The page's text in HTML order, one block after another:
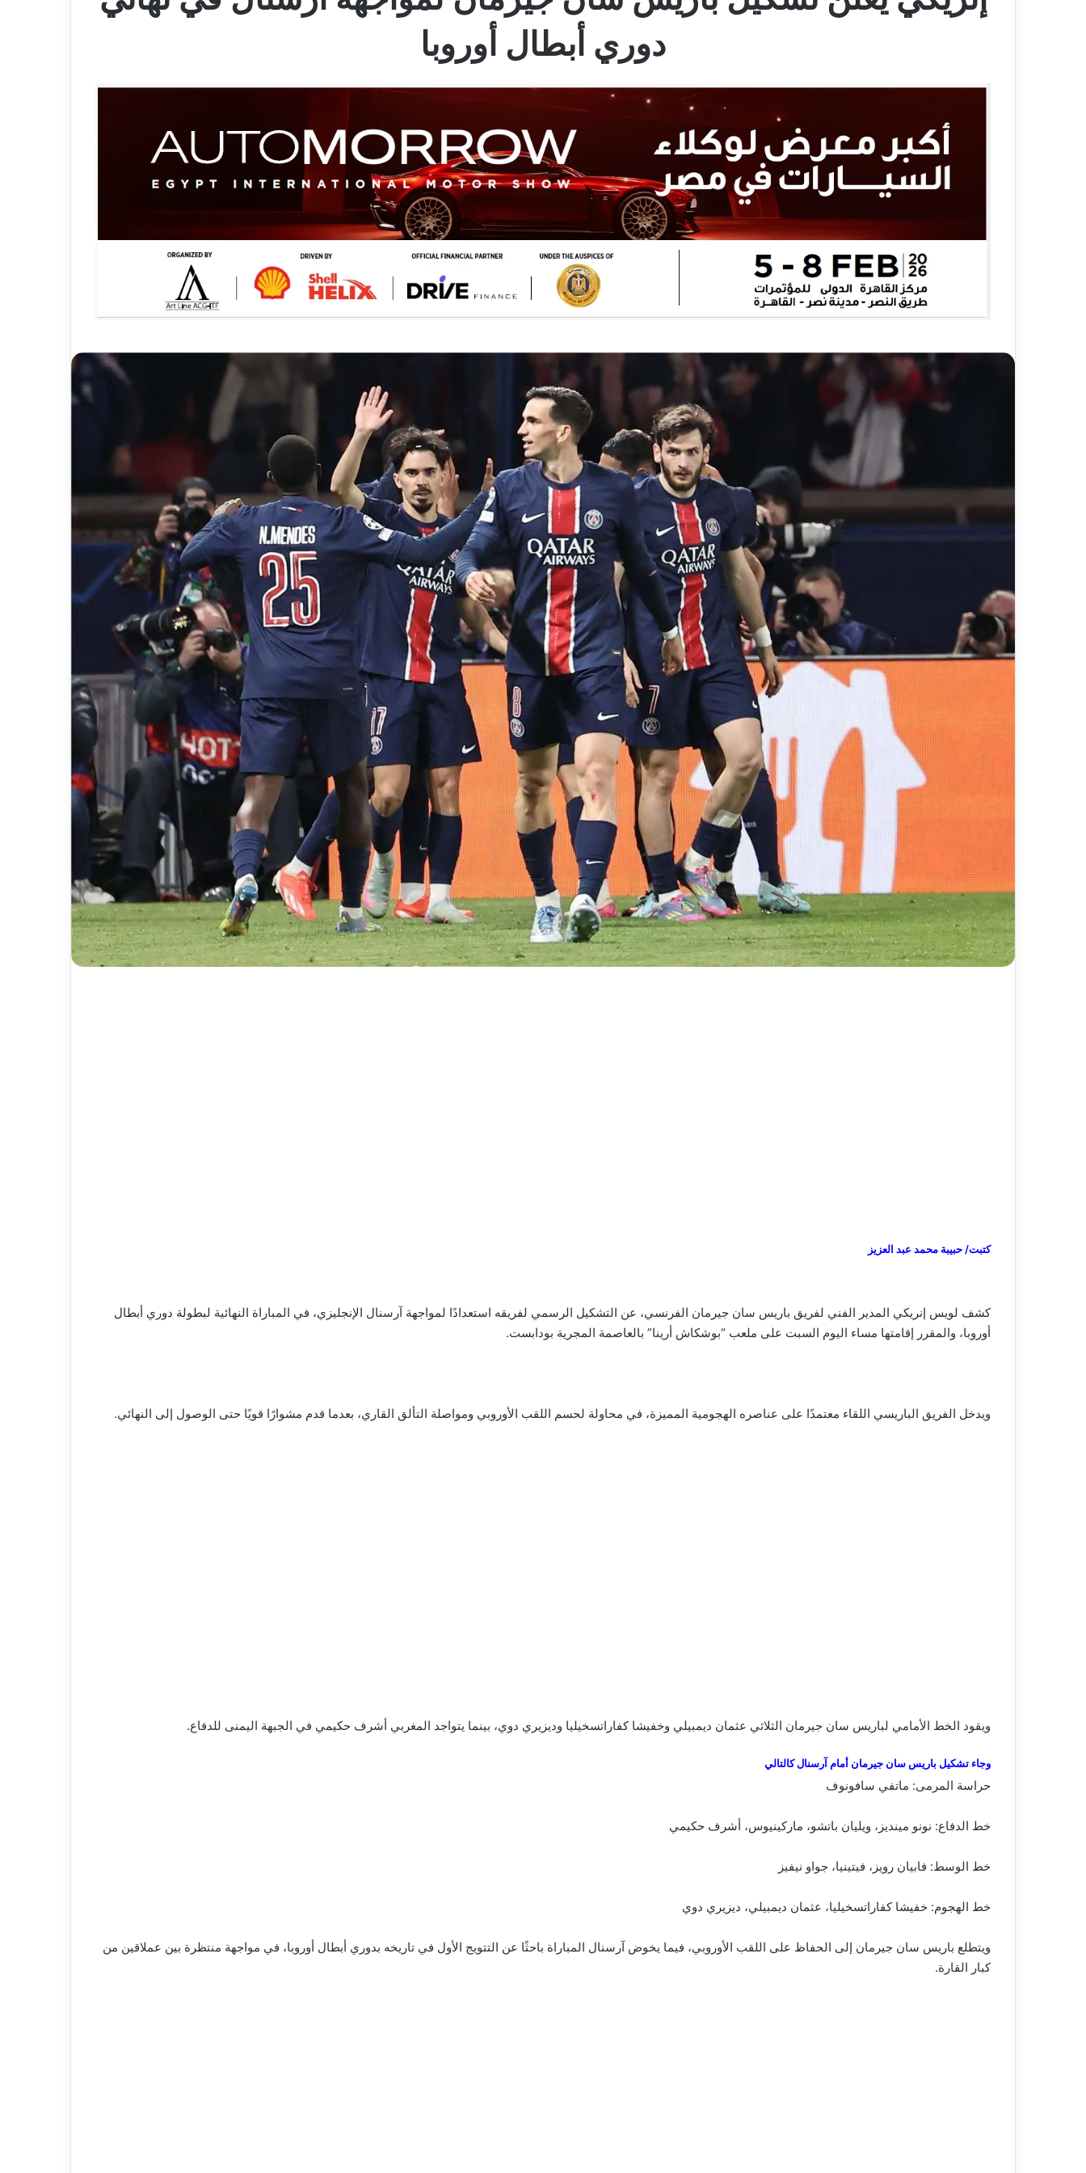
دوري أبطال أوروبا
كتبت/ حبيبة محمد عبد العزيز
كشف لويس إنريكي المدير الفني لفريق باريس سان جيرمان الفرنسي، عن التشكيل الرسمي لفريقه استعدادًا لمواجهة آرسنال الإنجليزي، في المباراة النهائية لبطولة دوري أبطال
أوروبا، والمقرر إقامتها مساء اليوم السبت على ملعب “بوشكاش أرينا” بالعاصمة المجرية بودابست.
ويدخل الفريق الباريسي اللقاء معتمدًا على عناصره الهجومية المميزة، في محاولة لحسم اللقب الأوروبي ومواصلة التألق القاري، بعدما قدم مشوارًا قويًا حتى الوصول إلى النهائي.
ويقود الخط الأمامي لباريس سان جيرمان الثلاثي عثمان ديمبيلي وخفيشا كفاراتسخيليا وديزيري دوي، بينما يتواجد المغربي أشرف حكيمي في الجبهة اليمنى للدفاع.
وجاء تشكيل باريس سان جيرمان أمام آرسنال كالتالي
حراسة المرمى: ماتفي سافونوف
خط الدفاع: نونو مينديز، ويليان باتشو، ماركينيوس، أشرف حكيمي
خط الوسط: فابيان رويز، فيتينيا، جواو نيفيز
خط الهجوم: خفيشا كفاراتسخيليا، عثمان ديمبيلي، ديزيري دوي
ويتطلع باريس سان جيرمان إلى الحفاظ على اللقب الأوروبي، فيما يخوض آرسنال المباراة باحثًا عن التتويج الأول في تاريخه بدوري أبطال أوروبا، في مواجهة منتظرة بين عملاقين من
كبار القارة.